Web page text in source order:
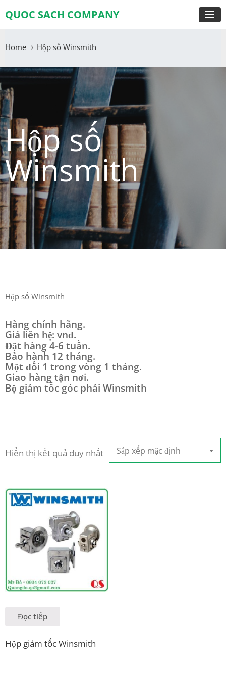
QUOC SACH COMPANY
Home Hộp số Winsmith
Hộp số
Winsmith
Hộp số Winsmith
Hàng chính hãng.
Giá liên hệ: vnđ.
Đặt hàng 4-6 tuần.
Bảo hành 12 tháng.
Một đổi 1 trong vòng 1 tháng.
Giao hàng tận nơi.
Bộ giảm tốc góc phải Winsmith
Hiển thị kết quả duy nhất Sắp xếp mặc định
Đọc tiếp
Hộp giảm tốc Winsmith